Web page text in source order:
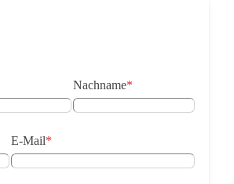
Nachname*
E-Mail*